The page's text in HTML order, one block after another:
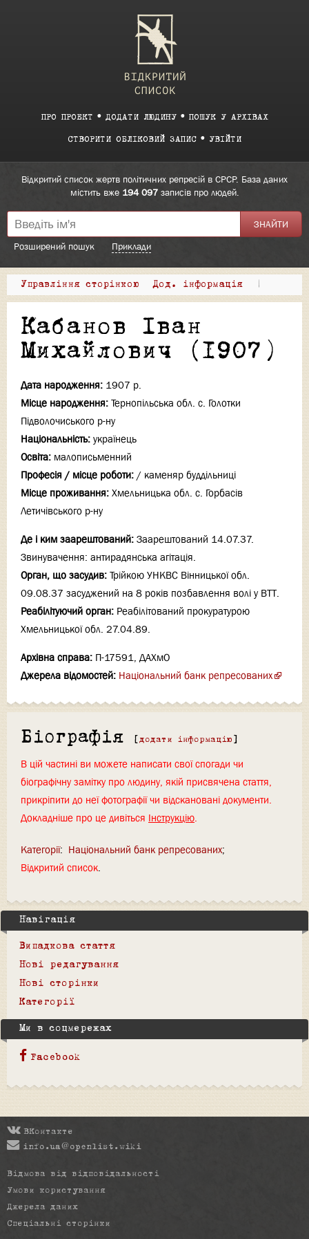
ПРО ПРОЕКТ ДОДАТИ ЛЮДИНУ ПОШУК У АРХІВАХ
СТВОРИТИ ОБЛІКОВИЙ ЗАПИС УВІЙТИ
Відкритий список жертв політичних репресій в СРСР. База даних
містить вже 194 097записів про людей.
Розширений пошук Приклади
Управління сторінкою Дод. інформація |
Кабанов Іван
Михайлович (1907)
Дата народження: 1907 р.
Місце народження: Тернопільська обл. с. Голотки
Підволочиського р-ну
Національність: українець
Освіта: малописьменний
Професія / місце роботи: / каменяр буддільниці
Місце проживання: Хмельницька обл. с. Горбасів
Летичівського р-ну
Де і ким заарештований: Заарештований 14.07.37.
Звинувачення: антирадянська агітація.
Орган, що засудив: Трійкою УНКВС Вінницької обл.
09.08.37 засуджений на 8 років позбавлення волі у ВТТ.
Реабілітуючий орган: Реабілітований прокуратурою
Хмельницької обл. 27.04.89.
Архівна справа: П-17591, ДАХмО
Джерела відомостей: Національний банк репресованих
Біографія [ додати інформацію ]
В цій частині ви можете написати свої спогади чи
біографічну замітку про людину, якій присвячена стаття,
прикріпити до неї фотографії чи відскановані документи.
Докладніше про це дивіться Інструкцію.
Категорії: Національний банк репресованих
Відкритий список
Навігація
Випадкова стаття
Нові редагування
Нові сторінки
Категорії
Ми в соцмережах
Facebook
ВКонтакте
info.ua@openlist.wiki
Відмова від відповідальності
Умови користування
Джерела даних
Спеціальні сторінки